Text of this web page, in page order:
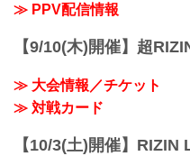
≫ PPV配信情報
【9/10(木)開催】超
≫ 大会情報／チケット
≫ 対戦カード
【10/3(土)開催】